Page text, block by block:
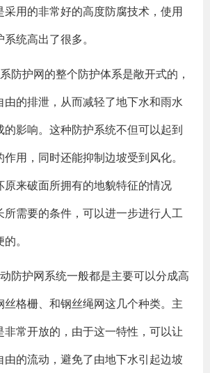
采用的非常好的高度防腐技术，使用
统高出了很多。
防护网的整个防护体系是敞开式的，
由的排泄，从而减轻了地下水和雨水
的影响。这种防护系统不但可以起到
用，同时还能抑制边坡受到风化。
原来破面所拥有的地貌特征的情况
所需要的条件，可以进一步进行人工
。
防护网系统一般都是主要可以分成高
丝格栅、和钢丝绳网这几个种类。主
非常开放的，由于这一特性，可以让
由的流动，避免了由地下水引起边坡